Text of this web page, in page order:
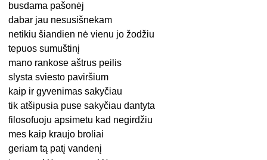
busdama pašonėj
dabar jau nesusišnekam
netikiu šiandien nė vienu jo žodžiu
tepuos sumuštinį
mano rankose aštrus peilis
slysta sviesto paviršium
kaip ir gyvenimas sakyčiau
tik atšipusia puse sakyčiau dantyta
filosofuoju apsimetu kad negirdžiu
mes kaip kraujo broliai
geriam tą patį vandenį